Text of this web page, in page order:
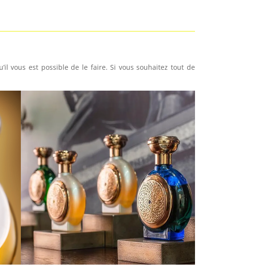
vous est possible de le faire. Si vous souhaitez tout de